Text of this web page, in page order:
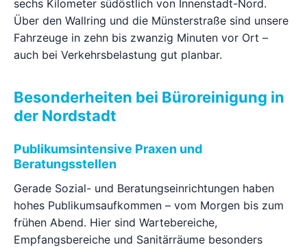
sechs Kilometer südöstlich von Innenstadt-Nord.
Über den Wallring und die Münsterstraße sind unsere
Fahrzeuge in zehn bis zwanzig Minuten vor Ort –
auch bei Verkehrsbelastung gut planbar.
Besonderheiten bei Büroreinigung in
der Nordstadt
Publikumsintensive Praxen und
Beratungsstellen
Gerade Sozial- und Beratungseinrichtungen haben
hohes Publikumsaufkommen – vom Morgen bis zum
frühen Abend. Hier sind Wartebereiche,
Empfangsbereiche und Sanitärräume besonders